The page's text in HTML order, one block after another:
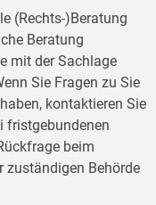
(Rechts-)Beratung
Beratung
mit der Sachlage
Sie Fragen zu Sie
kontaktieren Sie
fristgebundenen
beim
zuständigen Behörde